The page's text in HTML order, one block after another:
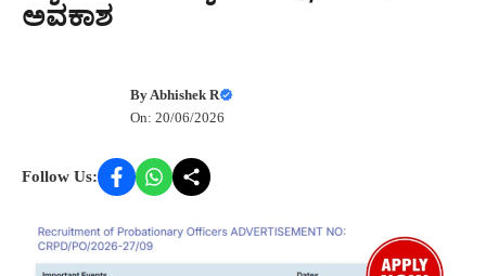
ಅವಕಾಶ
ByAbhishek R
On: 20/06/2026
Follow Us: